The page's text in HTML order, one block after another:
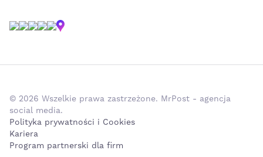
© 2026 Wszelkie prawa zastrzeżone. MrPost - agencja
social media.
Polityka prywatności i Cookies
Kariera
Program partnerski dla firm